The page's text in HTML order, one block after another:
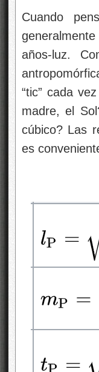
Cuando
años-luz.
“tic” cada
madre, el
cúbico? Las
es